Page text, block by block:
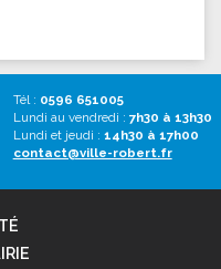
Tél : 0596 651005
Lundi au vendredi : 7h30 à 13h30
Lundi et jeudi : 14h30 à 17h00
contact@ville-robert.fr